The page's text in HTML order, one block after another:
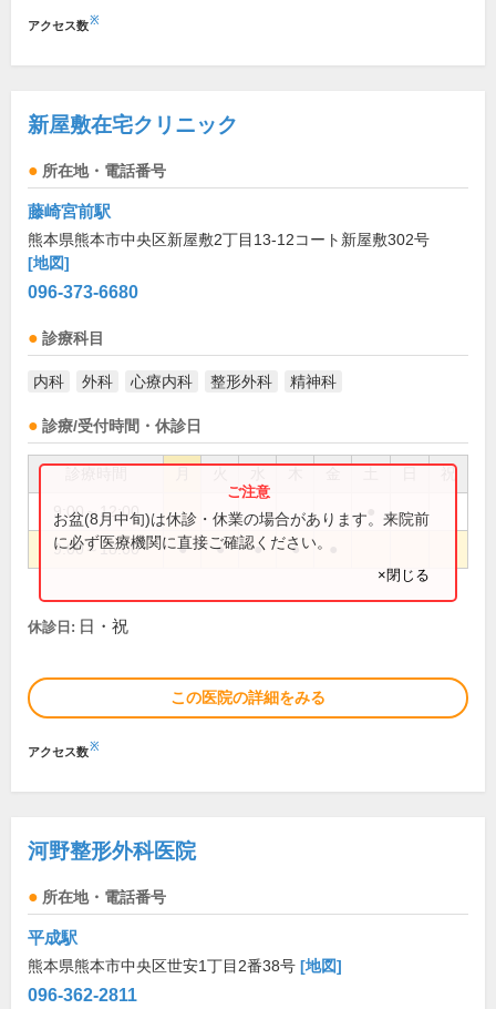
アクセス数※
新屋敷在宅クリニック
所在地・電話番号
藤崎宮前駅
熊本県熊本市中央区新屋敷2丁目13-12コート新屋敷302号
[地図]
096-373-6680
診療科目
内科 外科 心療内科 整形外科 精神科
診療/受付時間・休診日
祝
9:00～12:00
9:00～18:00 ● ● ● ●
お盆(8月中旬)は休診・休業の場合があります。来院前
に必ず医療機関に直接ご確認ください。
×閉じる
休診日: 日・祝
この医院の詳細をみる
アクセス数※
河野整形外科医院
所在地・電話番号
平成駅
熊本県熊本市中央区世安1丁目2番38号 [地図]
096-362-2811